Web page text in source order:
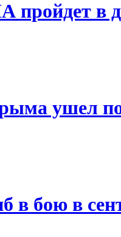
пройдет в
ушел по
бою в